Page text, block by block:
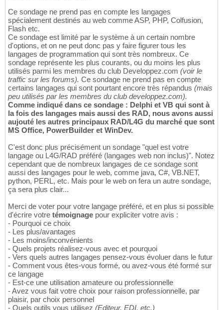
Ce sondage ne prend pas en compte les langages
spécialement destinés au web comme ASP, PHP, Colfusion,
Flash etc.
Ce sondage est limité par le système à un certain nombre
d'options, et on ne peut donc pas y faire figurer tous les
langages de programmation qui sont très nombreux. Ce
sondage représente les plus courants, ou du moins les plus
utilisés parmi les membres du club Developpez.com (voir le
traffic sur les forums). Ce sondage ne prend pas en compte
certains langages qui sont pourtant encore très répandus (mais
peu utilisés par les membres du club developpez.com).
Comme indiqué dans ce sondage : Delphi et VB qui sont à
la fois des langages mais aussi des RAD, nous avons aussi
aujouté les autres principaux RAD/L4G du marché que sont
MS Office, PowerBuilder et WinDev.
C'est donc plus précisément un sondage "quel est votre
langage ou L4G/RAD préféré (langages web non inclus)". Notez
cependant que de nombreux langages de ce sondage sont
aussi des langages pour le web, comme java, C#, VB.NET,
python, PERL, etc. Mais pour le web on fera un autre sondage,
ça sera plus clair...
Merci de voter pour votre langage préféré, et en plus si possible
d'écrire votre témoignage pour expliciter votre avis :
- Pourquoi ce choix
- Les plus/avantages
- Les moins/inconvénients
- Quels projets réalisez-vous avec et pourquoi
- Vers quels autres langages pensez-vous évoluer dans le futur
- Comment vous êtes-vous formé, ou avez-vous été formé sur
ce langage
- Est-ce une utilisation amateure ou professionnelle
- Avez vous fait votre choix pour raison professionnelle, par
plaisir, par choix personnel
- Quels outils vous utilisez (Editeur, EDI, etc.)